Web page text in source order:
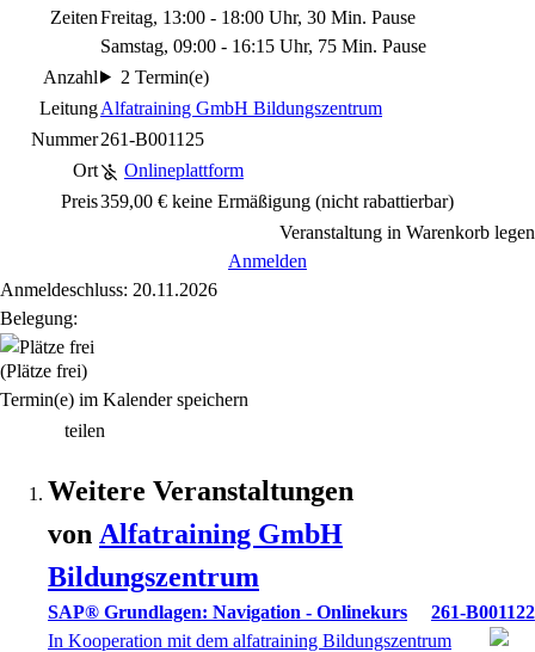
ZeitenFreitag, 13:00 - 18:00 Uhr, 30 Min. Pause
Samstag, 09:00 - 16:15 Uhr, 75 Min. Pause
Anzahl
2 Termin(e)
LeitungAlfatraining GmbH Bildungszentrum
Nummer261-B001125
Ort
Onlineplattform
Preis359,00 € keine Ermäßigung (nicht rabattierbar)
Veranstaltung in Warenkorb legen
Anmelden
Anmeldeschluss: 20.11.2026
Belegung:
(Plätze frei)
Termin(e) im Kalender speichern
teilen
Weitere Veranstaltungen
von Alfatraining GmbH
Bildungszentrum
SAP® Grundlagen: Navigation - Onlinekurs
261-B001122
In Kooperation mit dem alfatraining Bildungszentrum